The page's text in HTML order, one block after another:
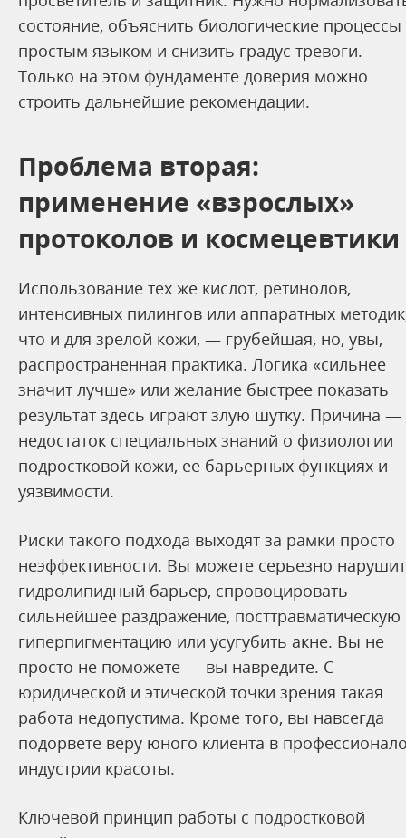
состояние, объяснить биологические процессы
простым языком и снизить градус тревоги.
Только на этом фундаменте доверия можно
строить дальнейшие рекомендации.
Проблема вторая:
применение «взрослых»
протоколов и космецевтики
Использование тех же кислот, ретинолов,
интенсивных пилингов или аппаратных
что и для зрелой кожи, — грубейшая, но, увы,
распространенная практика. Логика «сильнее
значит лучше» или желание быстрее показать
результат здесь играют злую шутку. Причина —
недостаток специальных знаний о физиологии
подростковой кожи, ее барьерных функциях и
уязвимости.
Риски такого подхода выходят за рамки просто
неэффективности. Вы можете серьезно
гидролипидный барьер, спровоцировать
сильнейшее раздражение, посттравматическую
гиперпигментацию или усугубить акне. Вы не
просто не поможете — вы навредите. С
юридической и этической точки зрения такая
работа недопустима. Кроме того, вы навсегда
подорвете веру юного клиента в
индустрии красоты.
Ключевой принцип работы с подростковой